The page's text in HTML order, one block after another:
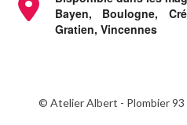
Bayen, Boulogne,
Gratien, Vincennes
© Atelier Albert - Plombier 93